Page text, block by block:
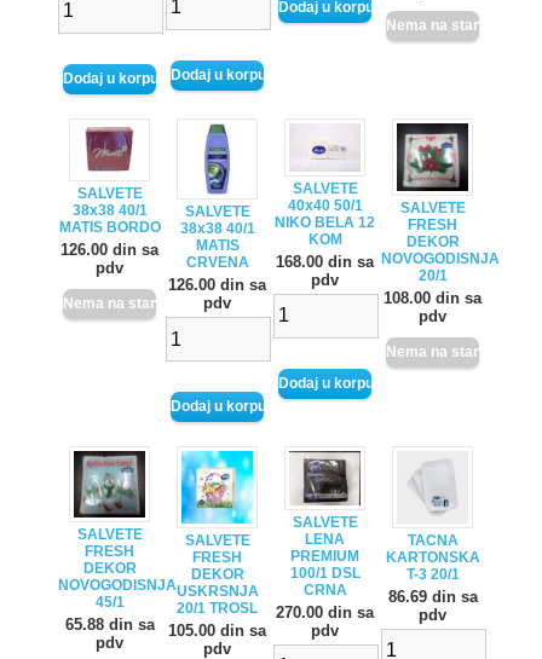
SALVETE
38x38 40/1
MATIS BORDO
126.00 din sa
pdv
SALVETE
38x38 40/1
MATIS
CRVENA
126.00 din sa
pdv
SALVETE
40x40 50/1
NIKO BELA 12
KOM
168.00 din sa
pdv
SALVETE
FRESH
DEKOR
NOVOGODISNJA
20/1
108.00 din sa
pdv
SALVETE
FRESH
DEKOR
NOVOGODISNJA
45/1
65.88 din sa
pdv
SALVETE
FRESH
DEKOR
USKRSNJA
20/1 TROSL
105.00 din sa
pdv
SALVETE
LENA
PREMIUM
100/1 DSL
CRNA
270.00 din sa
pdv
TACNA
KARTONSKA
T-3 20/1
86.69 din sa
pdv